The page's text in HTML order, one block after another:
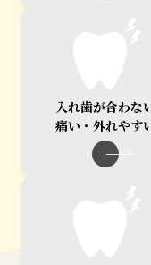
入れ歯が合わな
痛い・外れやす